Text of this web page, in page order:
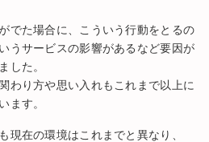
でた場合に、こういう行動をとるの
うサービスの影響があるなど要因が
した。
わり方や思い入れもこれまで以上に
ます。
現在の環境はこれまでと異なり、